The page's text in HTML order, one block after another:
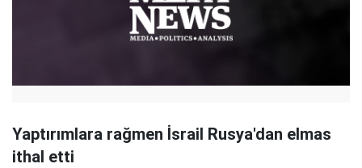
Yaptırımlara rağmen İsrail Rusya'dan elmas
ithal etti